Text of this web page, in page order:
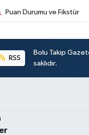
Puan Durumu ve Fikstür
RSS
Bolu Takip
saklıdır.